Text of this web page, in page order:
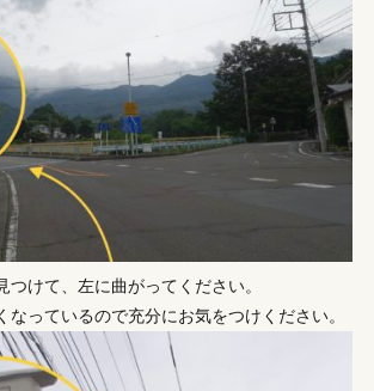
つけて、左に曲がってください。
なっているので充分にお気をつけください。